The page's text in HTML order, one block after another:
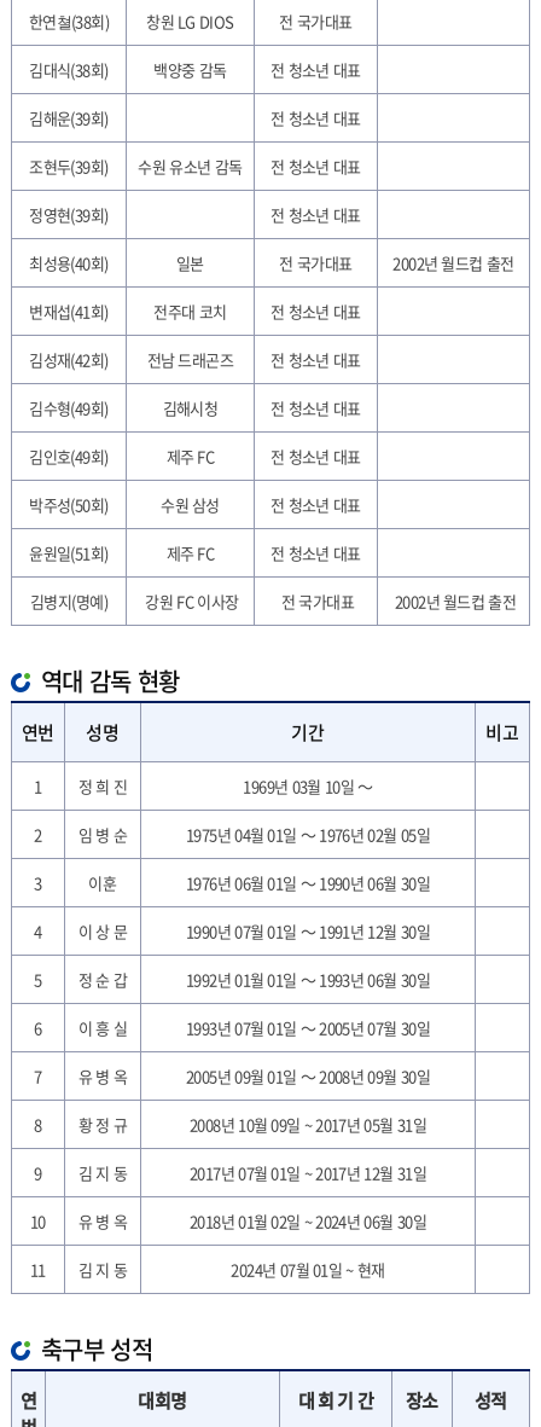
한연쳘(38회) 창원 LG DIOS 전 국가대표
김대식(38회) 백양중 감독 전 청소년 대표
김해운(39회) 전 청소년 대표
조현두(39회) 수원 유소년 감독 전 청소년 대표
정영현(39회) 전 청소년 대표
최성용(40회) 일본 전 국가대표 2002년 월드컵 출전
변재섭(41회) 전주대 코치 전 청소년 대표
김성재(42회) 전남 드래곤즈 전 청소년 대표
김수형(49회) 김해시청 전 청소년 대표
김인호(49회) 제주 FC 전 청소년 대표
박주성(50회) 수원 삼성 전 청소년 대표
윤원일(51회) 제주 FC 전 청소년 대표
김병지(명예) 강원 FC 이사장 전 국가대표 2002년 월드컵 출전
역대 감독 현황
연번 성명 기간 비고
1 정 희 진 1969년 03월 10일 ～
2 임 병 순 1975년 04월 01일 ～ 1976년 02월 05일
3 이훈 1976년 06월 01일 ～ 1990년 06월 30일
4 이 상 문 1990년 07월 01일 ～ 1991년 12월 30일
5 정 순 갑 1992년 01월 01일 ～ 1993년 06월 30일
6 이 흥 실 1993년 07월 01일 ～ 2005년 07월 30일
7 유 병 옥 2005년 09월 01일 ～ 2008년 09월 30일
8 황 정 규 2008년 10월 09일 ~ 2017년 05월 31일
9 김 지 동 2017년 07월 01일 ~ 2017년 12월 31일
10 유 병 옥 2018년 01월 02일 ~ 2024년 06월 30일
11 김 지 동 2024년 07월 01일 ~ 현재
축구부 성적
연
대회명 대 회 기 간 장소 성적